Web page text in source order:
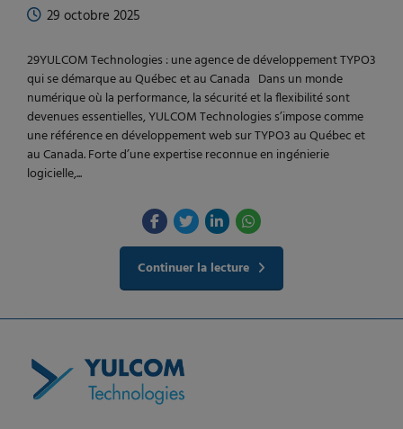
29 octobre 2025
29YULCOM Technologies : une agence de développement TYPO3
qui se démarque au Québec et au Canada Dans un monde
numérique où la performance, la sécurité et la flexibilité sont
devenues essentielles, YULCOM Technologies s’impose comme
une référence en développement web sur TYPO3 au Québec et
au Canada. Forte d’une expertise reconnue en ingénierie
logicielle,...
Continuer la lecture